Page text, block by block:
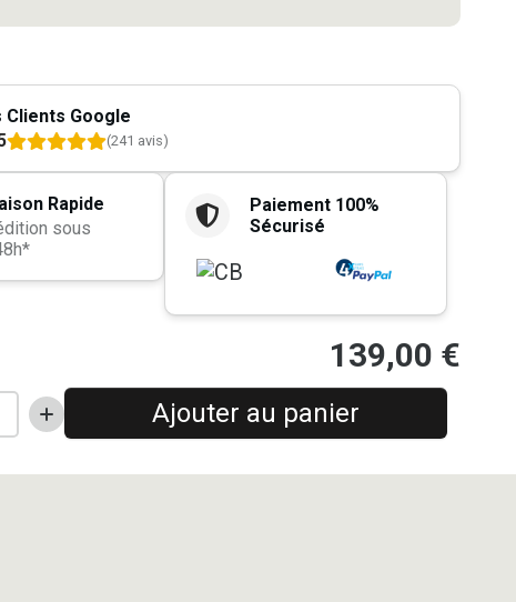
Clients Google
(241 avis)
Rapide
sous
Paiement 100%
Sécurisé
139,00 €
Ajouter au panier